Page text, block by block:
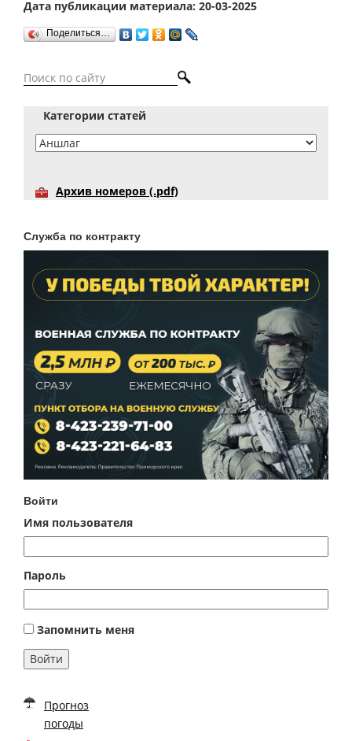
Дата публикации материала: 20-03-2025
Поделиться…
Категории статей
Архив номеров (.pdf)
Служба по контракту
Войти
Имя пользователя
Пароль
Запомнить меня
Войти
Прогноз
погоды